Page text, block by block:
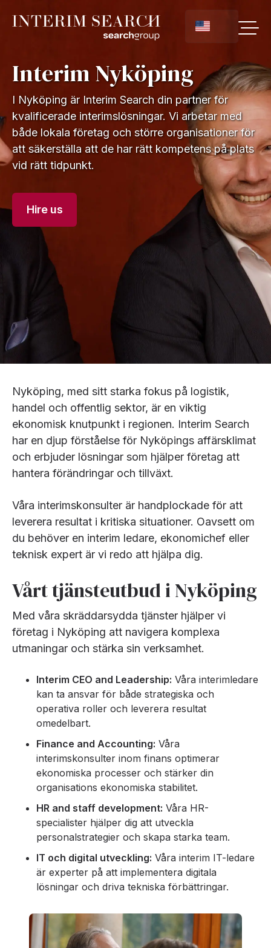
Interim Nyköping
I Nyköping är Interim Search din partner för
kvalificerade interimslösningar. Vi arbetar med
både lokala företag och större organisationer för
att säkerställa att de har rätt kompetens på plats
vid rätt tidpunkt.
Hire us
Nyköping, med sitt starka fokus på logistik,
handel och offentlig sektor, är en viktig
ekonomisk knutpunkt i regionen. Interim Search
har en djup förståelse för Nyköpings affärsklimat
och erbjuder lösningar som hjälper företag att
hantera förändringar och tillväxt.
Våra interimskonsulter är handplockade för att
leverera resultat i kritiska situationer. Oavsett om
du behöver en interim ledare, ekonomichef eller
teknisk expert är vi redo att hjälpa dig.
Vårt tjänsteutbud i Nyköping
Med våra skräddarsydda tjänster hjälper vi
företag i Nyköping att navigera komplexa
utmaningar och stärka sin verksamhet.
Interim CEO and Leadership: Våra interimledare
kan ta ansvar för både strategiska och
operativa roller och leverera resultat
omedelbart.
Finance and Accounting: Våra
interimskonsulter inom finans optimerar
ekonomiska processer och stärker din
organisations ekonomiska stabilitet.
HR and staff development: Våra HR-
specialister hjälper dig att utveckla
personalstrategier och skapa starka team.
IT och digital utveckling: Våra interim IT-ledare
är experter på att implementera digitala
lösningar och driva tekniska förbättringar.